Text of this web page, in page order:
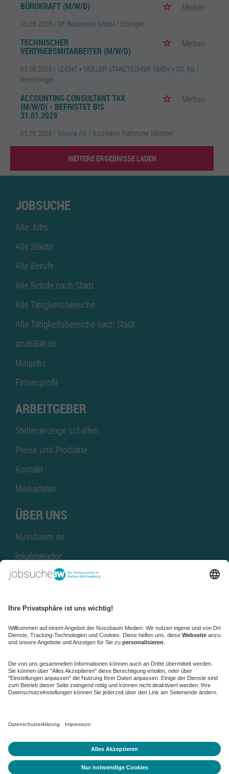
BÜROKRAFT (M/W/D) Merken
05.08.2026 / DF Bauservice GmbH / Ettlingen
TECHNISCHER
VERTRIEBSMITARBEITER (M/W/D)
Merken
05.08.2026 / LEICHT + MÜLLER STANZTECHNIK GMBH + CO. KG /
Remchingen
ACCOUNTING CONSULTANT TAX
(M/W/D) - BEFRISTET BIS
31.01.2029
Merken
05.08.2026 / Atruvia AG / Aschheim, Karlsruhe, Münster
WEITERE ERGEBNISSE LADEN
JOBSUCHE
Alle Jobs
Alle Städte
Alle Berufe
Alle Berufe nach Stadt
Alle Tätigkeitsbereiche
Alle Tätigkeitsbereiche nach Stadt
azubiBW.de
Minijobs
Firmenprofil
ARBEITGEBER
Stellenanzeige schalten
Preise und Produkte
Kontakt
Mediadaten
ÜBER UNS
Nussbaum.de
lokalmatador
kaufinBW
NussbaumID
Nussbaum Medien
de.jobble.org
Datenschutz
Datenschutz-Einstellungen ändern